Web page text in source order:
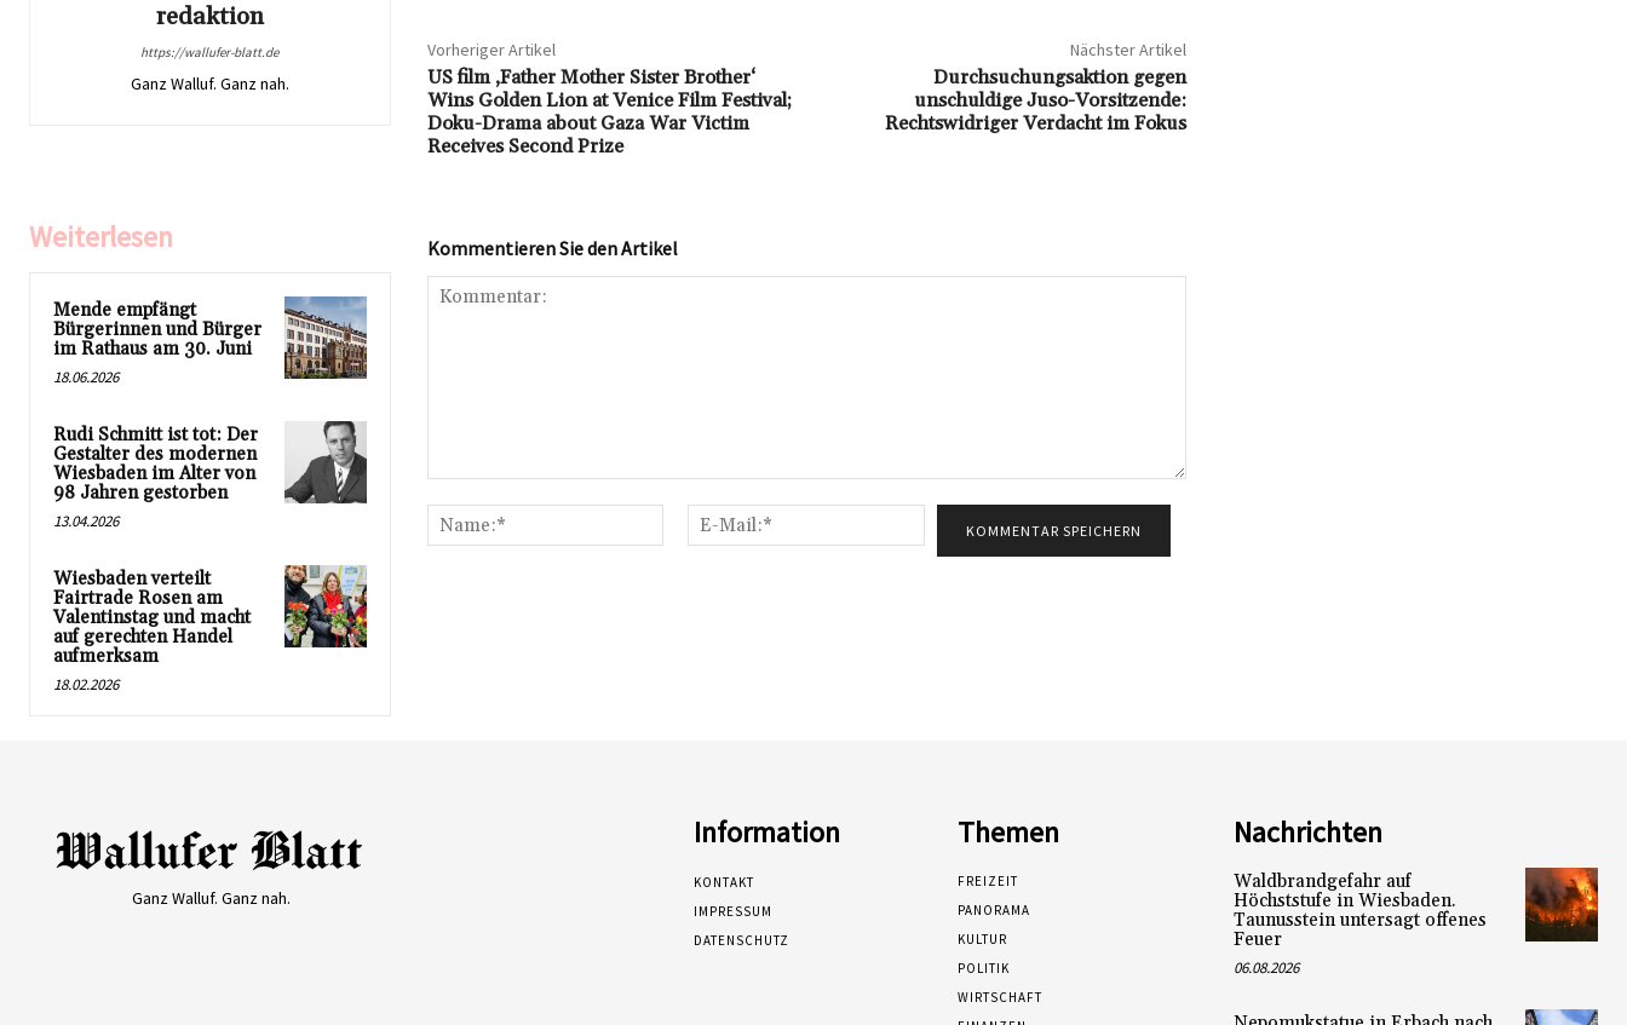
redaktion
https://wallufer-blatt.de
Ganz Walluf. Ganz nah.
Vorheriger Artikel
US film ‚Father Mother Sister Brother‘
Wins Golden Lion at Venice Film Festival;
Doku-Drama about Gaza War Victim
Receives Second Prize
Nächster Artikel
Durchsuchungsaktion gegen
unschuldige Juso-Vorsitzende:
Rechtswidriger Verdacht im Fokus
Weiterlesen
Mende empfängt
Bürgerinnen und Bürger
im Rathaus am 30. Juni
18.06.2026
Rudi Schmitt ist tot: Der
Gestalter des modernen
Wiesbaden im Alter von
98 Jahren gestorben
13.04.2026
Wiesbaden verteilt
Fairtrade Rosen am
Valentinstag und macht
auf gerechten Handel
aufmerksam
18.02.2026
Kommentieren Sie den Artikel
Name:*
Mail:*
Ganz Walluf. Ganz nah.
Information
KONTAKT
IMPRESSUM
DATENSCHUTZ
Themen
FREIZEIT
PANORAMA
KULTUR
POLITIK
WIRTSCHAFT
Nachrichten
Waldbrandgefahr auf
Höchststufe in Wiesbaden.
Taunusstein untersagt offenes
Feuer
06.08.2026